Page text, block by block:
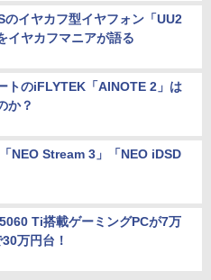
のイヤカフ型イヤフォン「UU2
イヤカフマニアが語る
トのiFLYTEK「AINOTE 2」は
か？
NEO Stream 3」「NEO iDSD
Ti搭載ゲーミングPCが7万
万円台！